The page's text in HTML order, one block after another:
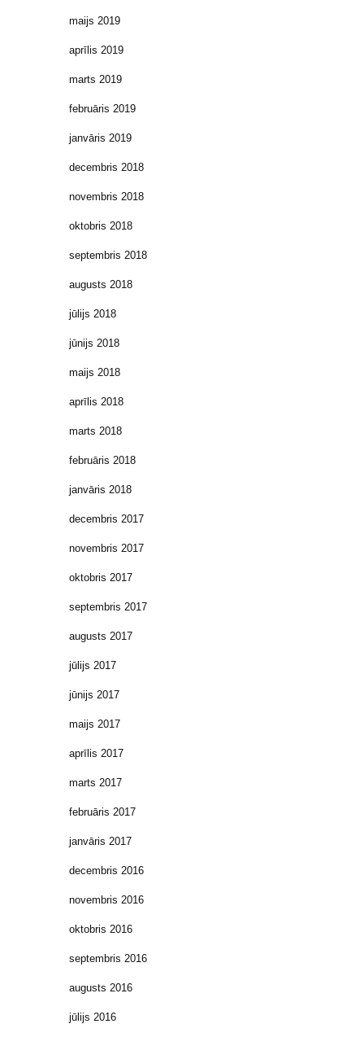
maijs 2019
aprīlis 2019
marts 2019
februāris 2019
janvāris 2019
decembris 2018
novembris 2018
oktobris 2018
septembris 2018
augusts 2018
jūlijs 2018
jūnijs 2018
maijs 2018
aprīlis 2018
marts 2018
februāris 2018
janvāris 2018
decembris 2017
novembris 2017
oktobris 2017
septembris 2017
augusts 2017
jūlijs 2017
jūnijs 2017
maijs 2017
aprīlis 2017
marts 2017
februāris 2017
janvāris 2017
decembris 2016
novembris 2016
oktobris 2016
septembris 2016
augusts 2016
jūlijs 2016